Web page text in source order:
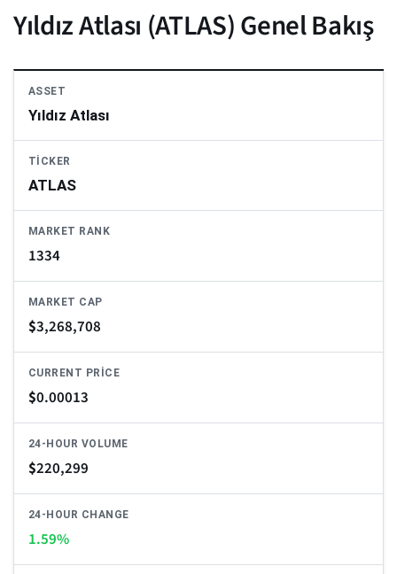
Yıldız Atlası (ATLAS) Genel Bakış
ASSET
Yıldız Atlası
TICKER
ATLAS
MARKET RANK
1334
MARKET CAP
$3,268,708
CURRENT PRICE
$0.00013
24-HOUR VOLUME
$220,299
24-HOUR CHANGE
1.59%